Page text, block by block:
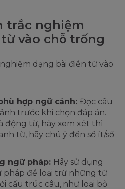
trắc nghiệm
vào chỗ trống
dạng bài điền từ vào
hợp ngữ cảnh: Đọc câu
trước khi chọn đáp án.
động từ, hãy xem xét thì
từ, hãy chú ý đến số ít/số
ngữ pháp: Hãy sử dụng
pháp để loại trừ những từ
cấu trúc câu, như loại bỏ